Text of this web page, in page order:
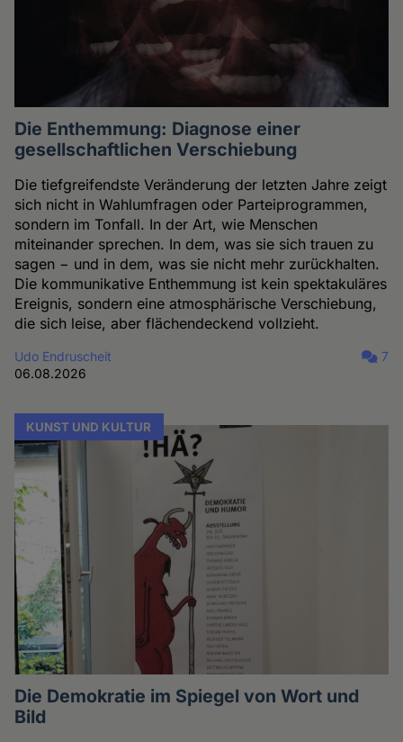
Die Enthemmung: Diagnose einer
gesellschaftlichen Verschiebung
Die tiefgreifendste Veränderung der letzten Jahre zeigt
sich nicht in Wahlumfragen oder Parteiprogrammen,
sondern im Tonfall. In der Art, wie Menschen
miteinander sprechen. In dem, was sie sich trauen zu
sagen − und in dem, was sie nicht mehr zurückhalten.
Die kommunikative Enthemmung ist kein spektakuläres
Ereignis, sondern eine atmosphärische Verschiebung,
die sich leise, aber flächendeckend vollzieht.
Udo Endruscheit
06.08.2026
7
KUNST UND KULTUR
Die Demokratie im Spiegel von Wort und
Bild